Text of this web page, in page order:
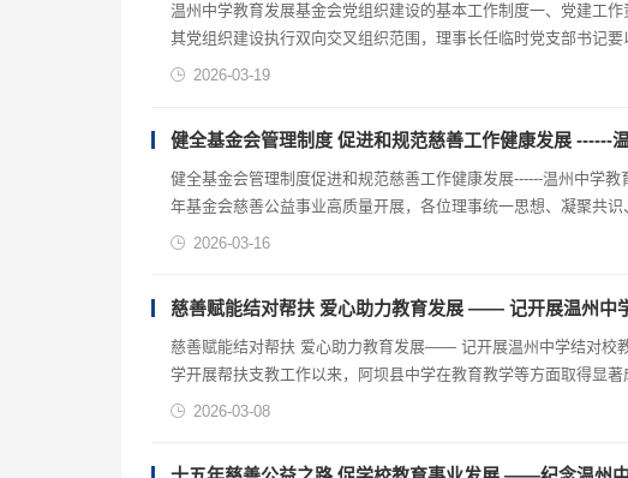
温州中学教育发展基金会党组织建设的基本工作制度一、党建工
其党组织建设执行双向交叉组织范围，理事长任临时党支部书记
2、 党建工作的主要内容是党的思想建设、组织建设、作风建设。
2026-03-19
健全基金会管理制度 促进和规范慈善工作健康发展 ------
健全基金会管理制度促进和规范慈善工作健康发展------温州中学
年基金会慈善公益事业高质量开展，各位理事统一思想、凝聚共
2026-03-16
慈善赋能结对帮扶 爱心助力教育发展 —— 记开展温州中
慈善赋能结对帮扶 爱心助力教育发展—— 记开展温州中学结对校教育慈善公益活动自 2022 年秋季浙江省温州中学对四川阿坝县中
学开展帮扶支教工作以来，阿坝县中学在教育教学等方面取得显
之力，助结教育提质活动，为阿坝县中学教育发展提供了有力支持
2026-03-08